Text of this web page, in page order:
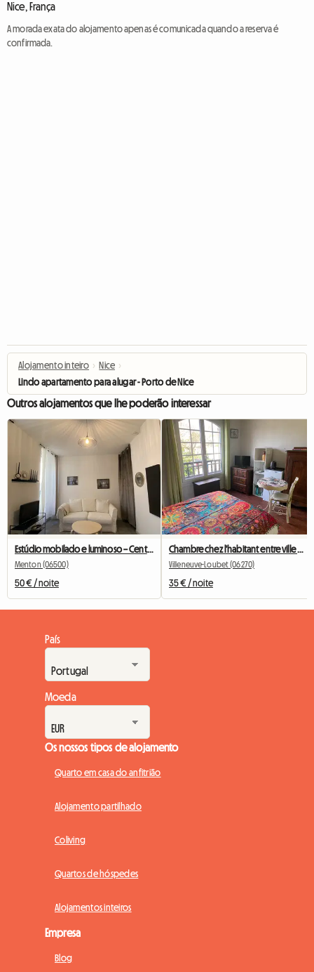
Nice, França
A morada exata do alojamento apenas é comunicada quando a reserva é
confirmada.
Alojamento inteiro › Nice ›
Lindo apartamento para alugar - Porto de Nice
Outros alojamentos que lhe poderão interessar
Estúdio mobilado e luminoso – Centro de Menton – Estação e praia a pé
Menton (06500)
50 € / noite
Villeneuve-Loubet (06270)
35 € / noite
País
Moeda
Os nossos tipos de alojamento
Quarto em casa do anfitrião
Alojamento partilhado
Coliving
Quartos de hóspedes
Alojamentos inteiros
Empresa
Blog